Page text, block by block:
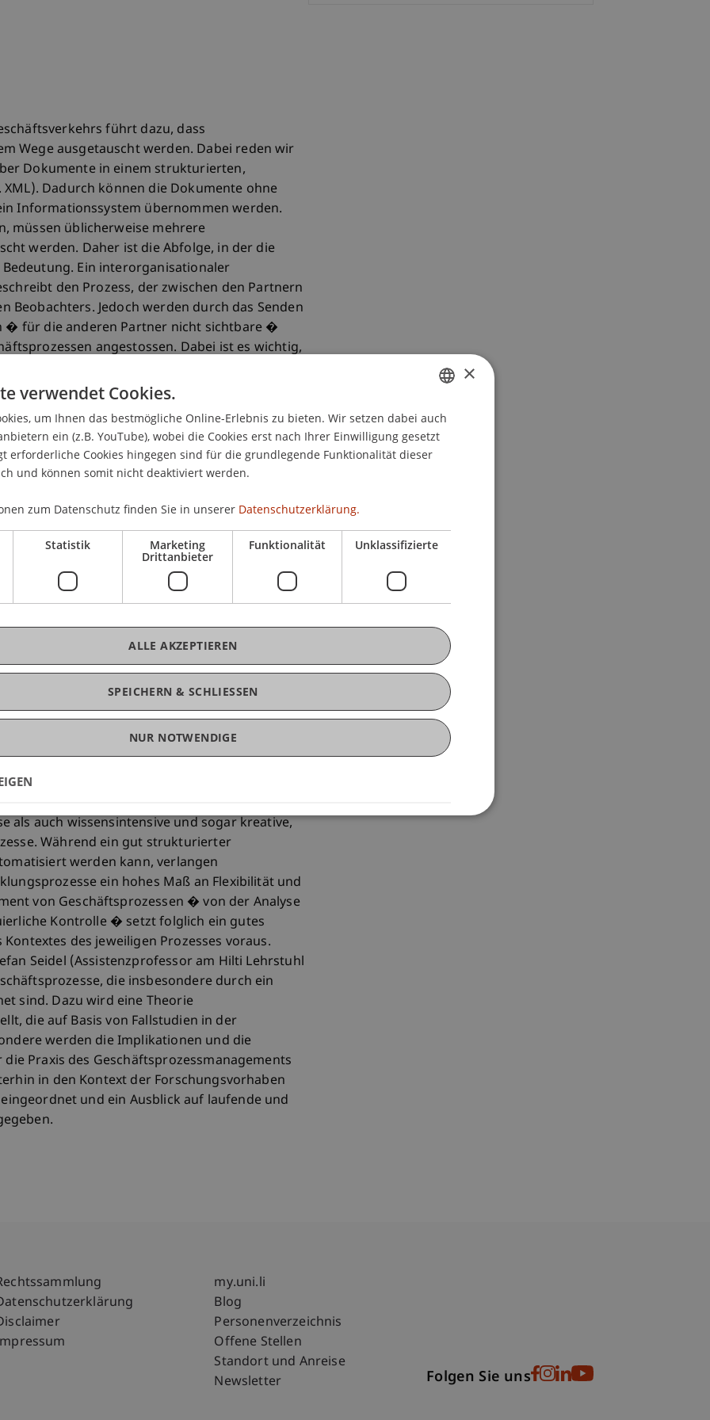
führt dazu, dass
Wege ausgetauscht werden. Dabei reden wir
Dokumente in einem strukturierten,
Dadurch können die Dokumente ohne
Informationssystem übernommen werden.
müssen üblicherweise mehrere
werden. Daher ist die Abfolge, in der die
Ein interorganisationaler
den Prozess, der zwischen den Partnern
Beobachters. Jedoch werden durch das Senden
� für die anderen Partner nicht sichtbare �
angestossen. Dabei ist es wichtig,
Sicht eines beteiligten Partners mit jenen
des globalen Prozesses verschränkt
� im Rahmen der
Nationen � einer Methode zur
(UMM) beteiligt. Zusätzlich entwickelte sie
Vorgaben in der Gestaltung der lokalen
eine konsistente Sicht von globaler und lokaler
von interorganisationalen Geschäftsprozessen
ein Konzept zur Veröffentlichung der
Registry. Somit können potentielle
Informationen gelangen, wie z.B. welcher
globalen Geschäftsprozess wie ich, aber in der
ich seine elektronischen lokalen Dienste
vielerlei Hinsicht. In Unternehmen
gut wohlstrukturierte, wiederholbare
als auch wissensintensive und sogar kreative,
Während ein gut strukturierter
werden kann, verlangen
ein hohes Maß an Flexibilität und
von Geschäftsprozessen � von der Analyse
Kontrolle � setzt folglich ein gutes
des jeweiligen Prozesses voraus.
Seidel (Assistenzprofessor am Hilti Lehrstuhl
die insbesondere durch ein
sind. Dazu wird eine Theorie
die auf Basis von Fallstudien in der
werden die Implikationen und die
Praxis des Geschäftsprozessmanagements
in den Kontext der Forschungsvorhaben
und ein Ausblick auf laufende und
Rechtliche HinweiseFußzeile Subdomain-Verzeichnis
my.uni.li
Blog
Personenverzeichnis
Offene Stellen
Standort und Anreise
Newsletter
Folgen Sie uns
GERMAN
ENGLISH
×
verwendet Cookies.
um Ihnen das bestmögliche Online-Erlebnis zu bieten. Wir setzen dabei auch
ein (z.B. YouTube), wobei die Cookies erst nach Ihrer Einwilligung gesetzt
erforderliche Cookies hingegen sind für die grundlegende Funktionalität dieser
und können somit nicht deaktiviert werden.
zum Datenschutz finden Sie in unserer Datenschutzerklärung.
Statistik Marketing
Drittanbieter
Funktionalität Unklassifizierte
SPEICHERN & SCHLIESSEN
ALLE AKZEPTIEREN
NUR NOTWENDIGE